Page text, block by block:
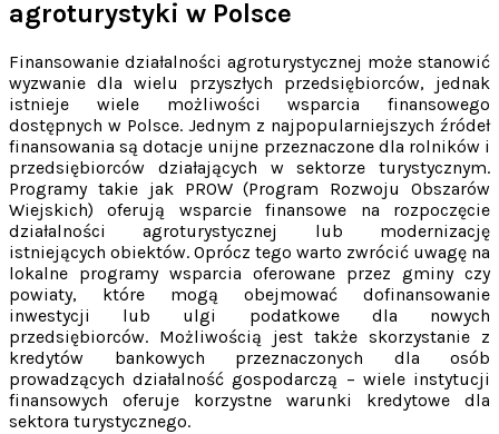
agroturystyki w Polsce
Finansowanie działalności agroturystycznej może stanowić
wyzwanie dla wielu przyszłych przedsiębiorców, jednak
istnieje wiele możliwości wsparcia finansowego
dostępnych w Polsce. Jednym z najpopularniejszych źródeł
finansowania są dotacje unijne przeznaczone dla rolników i
przedsiębiorców działających w sektorze turystycznym.
Programy takie jak PROW (Program Rozwoju Obszarów
Wiejskich) oferują wsparcie finansowe na rozpoczęcie
działalności agroturystycznej lub modernizację
istniejących obiektów. Oprócz tego warto zwrócić uwagę na
lokalne programy wsparcia oferowane przez gminy czy
powiaty, które mogą obejmować dofinansowanie
inwestycji lub ulgi podatkowe dla nowych
przedsiębiorców. Możliwością jest także skorzystanie z
kredytów bankowych przeznaczonych dla osób
prowadzących działalność gospodarczą – wiele instytucji
finansowych oferuje korzystne warunki kredytowe dla
sektora turystycznego.